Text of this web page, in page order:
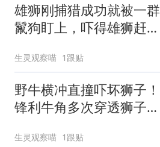
雄狮刚捕猎成功就被一群
鬣狗盯上，吓得雄狮赶紧
生灵观察喵 1跟贴
野牛横冲直撞吓坏狮子！
锋利牛角多次穿透狮子防
生灵观察喵 1跟贴